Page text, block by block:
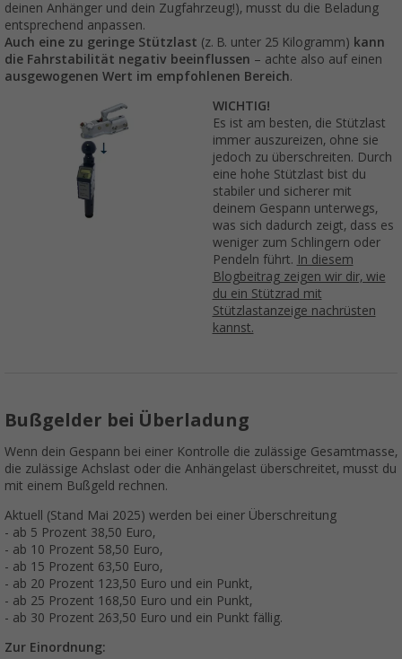
deinen Anhänger und dein Zugfahrzeug!), musst du die Beladung
entsprechend anpassen.
Auch eine zu geringe Stützlast (z. B. unter 25 Kilogramm) kann
die Fahrstabilität negativ beeinflussen – achte also auf einen
ausgewogenen Wert im empfohlenen Bereich.
WICHTIG!
Es ist am besten, die Stützlast
immer auszureizen, ohne sie
jedoch zu überschreiten. Durch
eine hohe Stützlast bist du
stabiler und sicherer mit
deinem Gespann unterwegs,
was sich dadurch zeigt, dass es
weniger zum Schlingern oder
Pendeln führt. In diesem
Blogbeitrag zeigen wir dir, wie
du ein Stützrad mit
Stützlastanzeige nachrüsten
kannst.
Bußgelder bei Überladung
Wenn dein Gespann bei einer Kontrolle die zulässige Gesamtmasse,
die zulässige Achslast oder die Anhängelast überschreitet, musst du
mit einem Bußgeld rechnen.
Aktuell (Stand Mai 2025) werden bei einer Überschreitung
- ab 5 Prozent 38,50 Euro,
- ab 10 Prozent 58,50 Euro,
- ab 15 Prozent 63,50 Euro,
- ab 20 Prozent 123,50 Euro und ein Punkt,
- ab 25 Prozent 168,50 Euro und ein Punkt,
- ab 30 Prozent 263,50 Euro und ein Punkt fällig.
Zur Einordnung: